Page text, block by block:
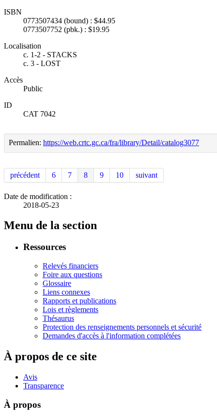
ISBN
0773507434 (bound) : $44.95
0773507752 (pbk.) : $19.95
Localisation
c. 1-2 - STACKS
c. 3 - LOST
Accès
Public
ID
CAT 7042
Permalien: https://web.crtc.gc.ca/fra/library/Detail/catalog3077
précédent 6 7 8 9 10 suivant
Date de modification :
2018-05-23
Menu de la section
Ressources
Relevés financiers
Foire aux questions
Glossaire
Liens connexes
Rapports et publications
Lois et règlements
Thésaurus
Protection des renseignements personnels et sécurité
Demandes d'accès à l'information complétées
À propos de ce site
Avis
Transparence
À propos